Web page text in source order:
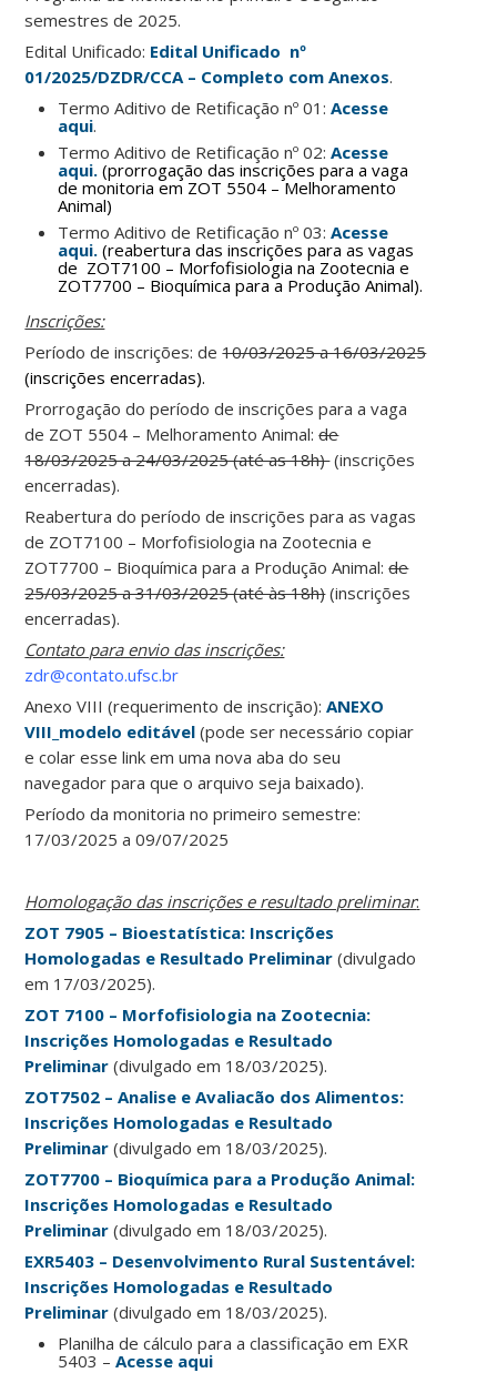
semestres de 2025.
Edital Unificado: Edital Unificado nº
01/2025/DZDR/CCA – Completo com Anexos.
Termo Aditivo de Retificação nº 01:Acesse
aqui.
Termo Aditivo de Retificação nº 02:Acesse
aqui. (prorrogação das inscrições para a vaga
de monitoria em ZOT 5504 – Melhoramento
Animal)
Termo Aditivo de Retificação nº 03:Acesse
aqui. (reabertura das inscrições para as vagas
de ZOT7100 – Morfofisiologia na Zootecnia e
ZOT7700 – Bioquímica para a Produção Animal).
Inscrições:
Período de inscrições: de10/03/2025 a 16/03/2025
(inscrições encerradas).
Prorrogação do período de inscrições para a vaga
de ZOT 5504 – Melhoramento Animal:de
18/03/2025 a 24/03/2025 (até as 18h)(inscrições
encerradas).
Reabertura do período de inscrições para as vagas
de ZOT7100 – Morfofisiologia na Zootecnia e
ZOT7700 – Bioquímica para a Produção Animal:de
25/03/2025 a 31/03/2025 (até às 18h)(inscrições
encerradas).
Contato para envio das inscrições:
zdr@contato.ufsc.br
Anexo VIII (requerimento de inscrição):ANEXO
VIII_modelo editável (pode ser necessário copiar
e colar esse link em uma nova aba do seu
navegador para que o arquivo seja baixado).
Período da monitoria no primeiro semestre:
17/03/2025 a 09/07/2025
Homologação das inscrições e resultado preliminar:
ZOT 7905 – Bioestatística: Inscrições
Homologadas e Resultado Preliminar (divulgado
em 17/03/2025).
ZOT 7100 – Morfofisiologia na Zootecnia:
Inscrições Homologadas e Resultado
Preliminar (divulgado em 18/03/2025).
ZOT7502 – Analise e Avaliacão dos Alimentos:
Inscrições Homologadas e Resultado
Preliminar(divulgado em 18/03/2025).
ZOT7700 – Bioquímica para a Produção Animal:
Inscrições Homologadas e Resultado
Preliminar (divulgado em 18/03/2025).
EXR5403 – Desenvolvimento Rural Sustentável:
Inscrições Homologadas e Resultado
Preliminar (divulgado em 18/03/2025).
Planilha de cálculo para a classificação em EXR
5403 –Acesse aqui